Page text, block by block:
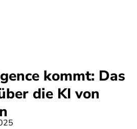
kommt: Das
die KI von